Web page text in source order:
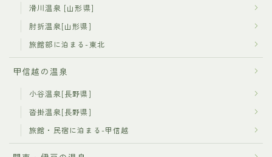
滑川温泉 [山形県]
肘折温泉[山形県]
旅館部に泊まる-東北
甲信越の温泉
小谷温泉[長野県]
沓掛温泉[長野県]
旅館・民宿に泊まる-甲信越